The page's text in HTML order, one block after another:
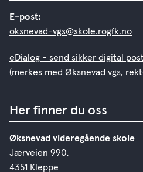
E-post:
oksnevad-vgs@skole.rogfk.no
eDialog - send sikker digital post
(merkes med Øksnevad vgs,
Her finner du oss
Øksnevad videregående skole
Jærveien 990,
4351 Kleppe